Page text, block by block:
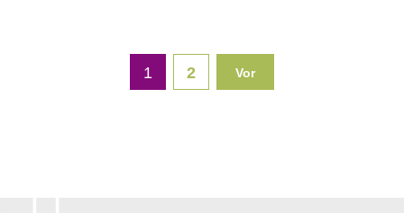
1 2 Vor